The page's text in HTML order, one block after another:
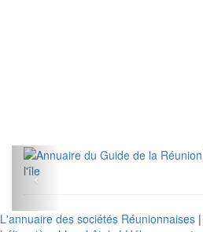
l'île
L'annuaire des sociétés Réunionnaises |